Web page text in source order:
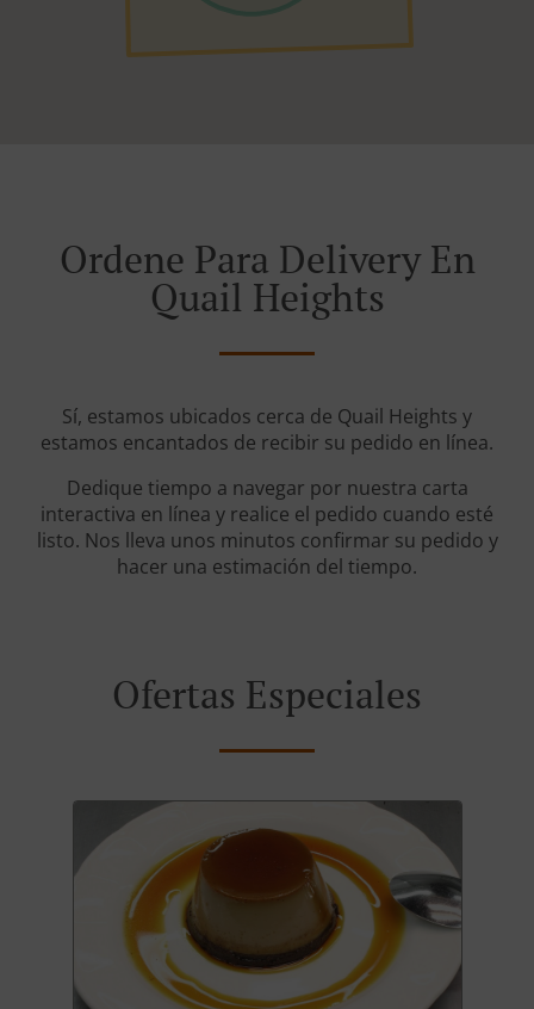
Ordene Para Delivery En
Quail Heights
Sí, estamos ubicados cerca de Quail Heights y
estamos encantados de recibir su pedido en línea.
Dedique tiempo a navegar por nuestra carta
interactiva en línea y realice el pedido cuando esté
listo. Nos lleva unos minutos confirmar su pedido y
hacer una estimación del tiempo.
Ofertas Especiales